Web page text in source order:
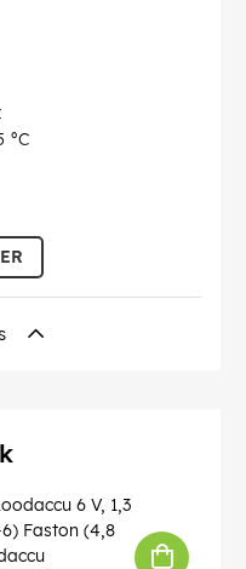
°C
dba503e748a5
6 V, 1,3
6) Faston (4,8